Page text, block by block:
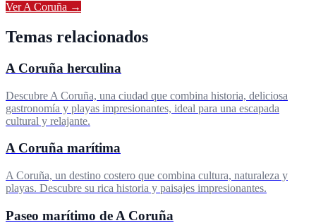
VerA Coruña →
Temas relacionados
A Coruña herculina
Descubre A Coruña, una ciudad que combina historia, deliciosa
gastronomía y playas impresionantes, ideal para una escapada
cultural y relajante.
A Coruña marítima
A Coruña, un destino costero que combina cultura, naturaleza y
playas. Descubre su rica historia y paisajes impresionantes.
Paseo marítimo de A Coruña